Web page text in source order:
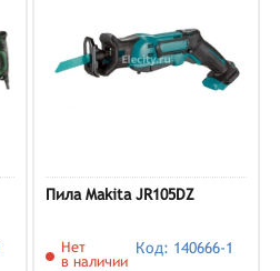
Пила Makita JR105DZ
Нет
в наличии
Код: 140666-1